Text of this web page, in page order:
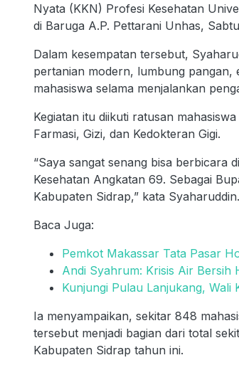
Nyata (KKN) Profesi Kesehatan
di Baruga A.P. Pettarani Unhas,
Dalam kesempatan tersebut,
pertanian modern, lumbung pangan,
mahasiswa selama menjalankan
Kegiatan itu diikuti ratusan
Farmasi, Gizi, dan Kedokteran Gigi.
“Saya sangat senang bisa berbicara
Kesehatan Angkatan 69. Sebagai
Kabupaten Sidrap,” kata Syaharuddin.
Baca Juga:
Pemkot Makassar Tata Pasar
Andi Syahrum: Krisis Air Bersih
Kunjungi Pulau Lanjukang,
Ia menyampaikan, sekitar 848
tersebut menjadi bagian dari total
Kabupaten Sidrap tahun ini.